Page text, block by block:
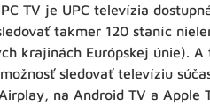
TV je UPC televízia
takmer 120 staníc
krajinách Európskej únie).
sledovať televíziu
na Android TV a